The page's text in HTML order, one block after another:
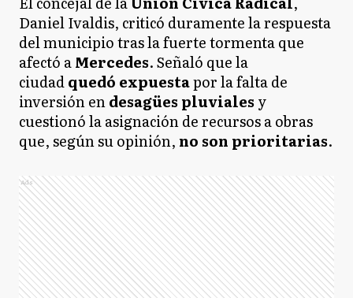
Daniel Ivaldis, criticó duramente la respuesta
del municipio tras la fuerte tormenta que
afectó aMercedes. Señaló que la
ciudadquedó expuestapor la falta de
inversión endesagües pluvialesy
cuestionó la asignación de recursos a obras
que, según su opinión, no son prioritarias.
Ads